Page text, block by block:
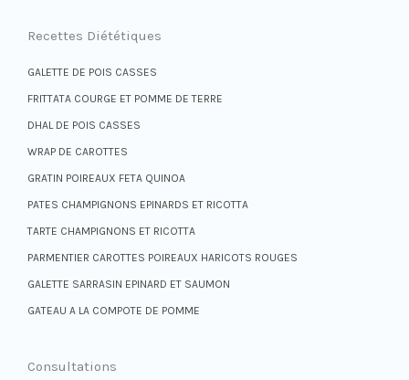
Recettes Diététiques
GALETTE DE POIS CASSES
FRITTATA COURGE ET POMME DE TERRE
DHAL DE POIS CASSES
WRAP DE CAROTTES
GRATIN POIREAUX FETA QUINOA
PATES CHAMPIGNONS EPINARDS ET RICOTTA
TARTE CHAMPIGNONS ET RICOTTA
PARMENTIER CAROTTES POIREAUX HARICOTS ROUGES
GALETTE SARRASIN EPINARD ET SAUMON
GATEAU A LA COMPOTE DE POMME
Consultations